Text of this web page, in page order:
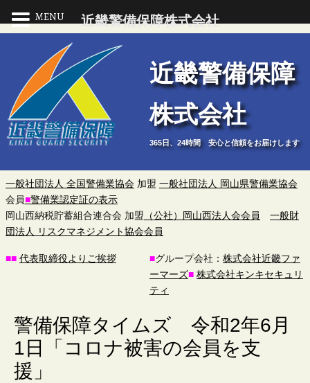
近
畿
警
備
保
障
株
会
社
近畿警備保障
株式会社
365日、24時間 安心と信頼をお届けします
一般社団法人 全国警備業協会 加盟 一般社団法人 岡山県警備業協会
会員■警備業認定証の表示
岡山西納税貯蓄組合連合会 加盟 （公社）岡山西法人会会員
一般財
団法人 リスクマネジメント協会会員
■■ 代表取締役よりご挨拶 ■グループ会社： 株式会社近畿ファ
ーマーズ■ 株式会社キンキセキュリ
ティ
警備保障タイムズ 令和2年6月
1日「コロナ被害の会員を支
援」
MENU 近畿警備保障株式会社